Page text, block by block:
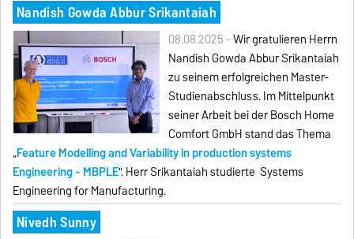
Nandish Gowda Abbur Srikantaiah
08.08.2025 -Wir gratulieren Herrn
Nandish Gowda Abbur Srikantaiah
zu seinem erfolgreichen Master-
Studienabschluss. Im Mittelpunkt
seiner Arbeit bei der Bosch Home
Comfort GmbH stand das Thema
„Feature Modelling and Variability in production systems
Engineering - MBPLE". Herr Srikantaiah studierte Systems
Engineering for Manufacturing.
Nivedh Sunny